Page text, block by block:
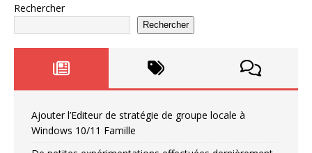
Rechercher
Rechercher
Ajouter l’Editeur de stratégie de groupe locale à
Windows 10/11 Famille